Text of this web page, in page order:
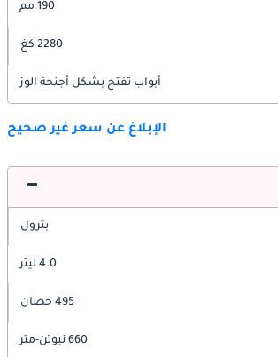
190 مم
2280 كغ
أبواب تفتح بشكل أجنحة الوز
الإبلاغ عن سعر غير صحيح
بترول
4.0 ليتر
495 حصان
660 نيوتن-متر